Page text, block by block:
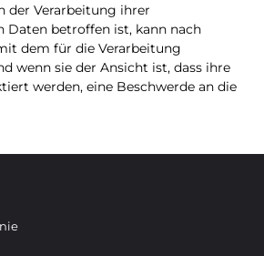
der Verarbeitung ihrer
Daten betroffen ist, kann nach
dem für die Verarbeitung
wenn sie der Ansicht ist, dass ihre
werden, eine Beschwerde an die